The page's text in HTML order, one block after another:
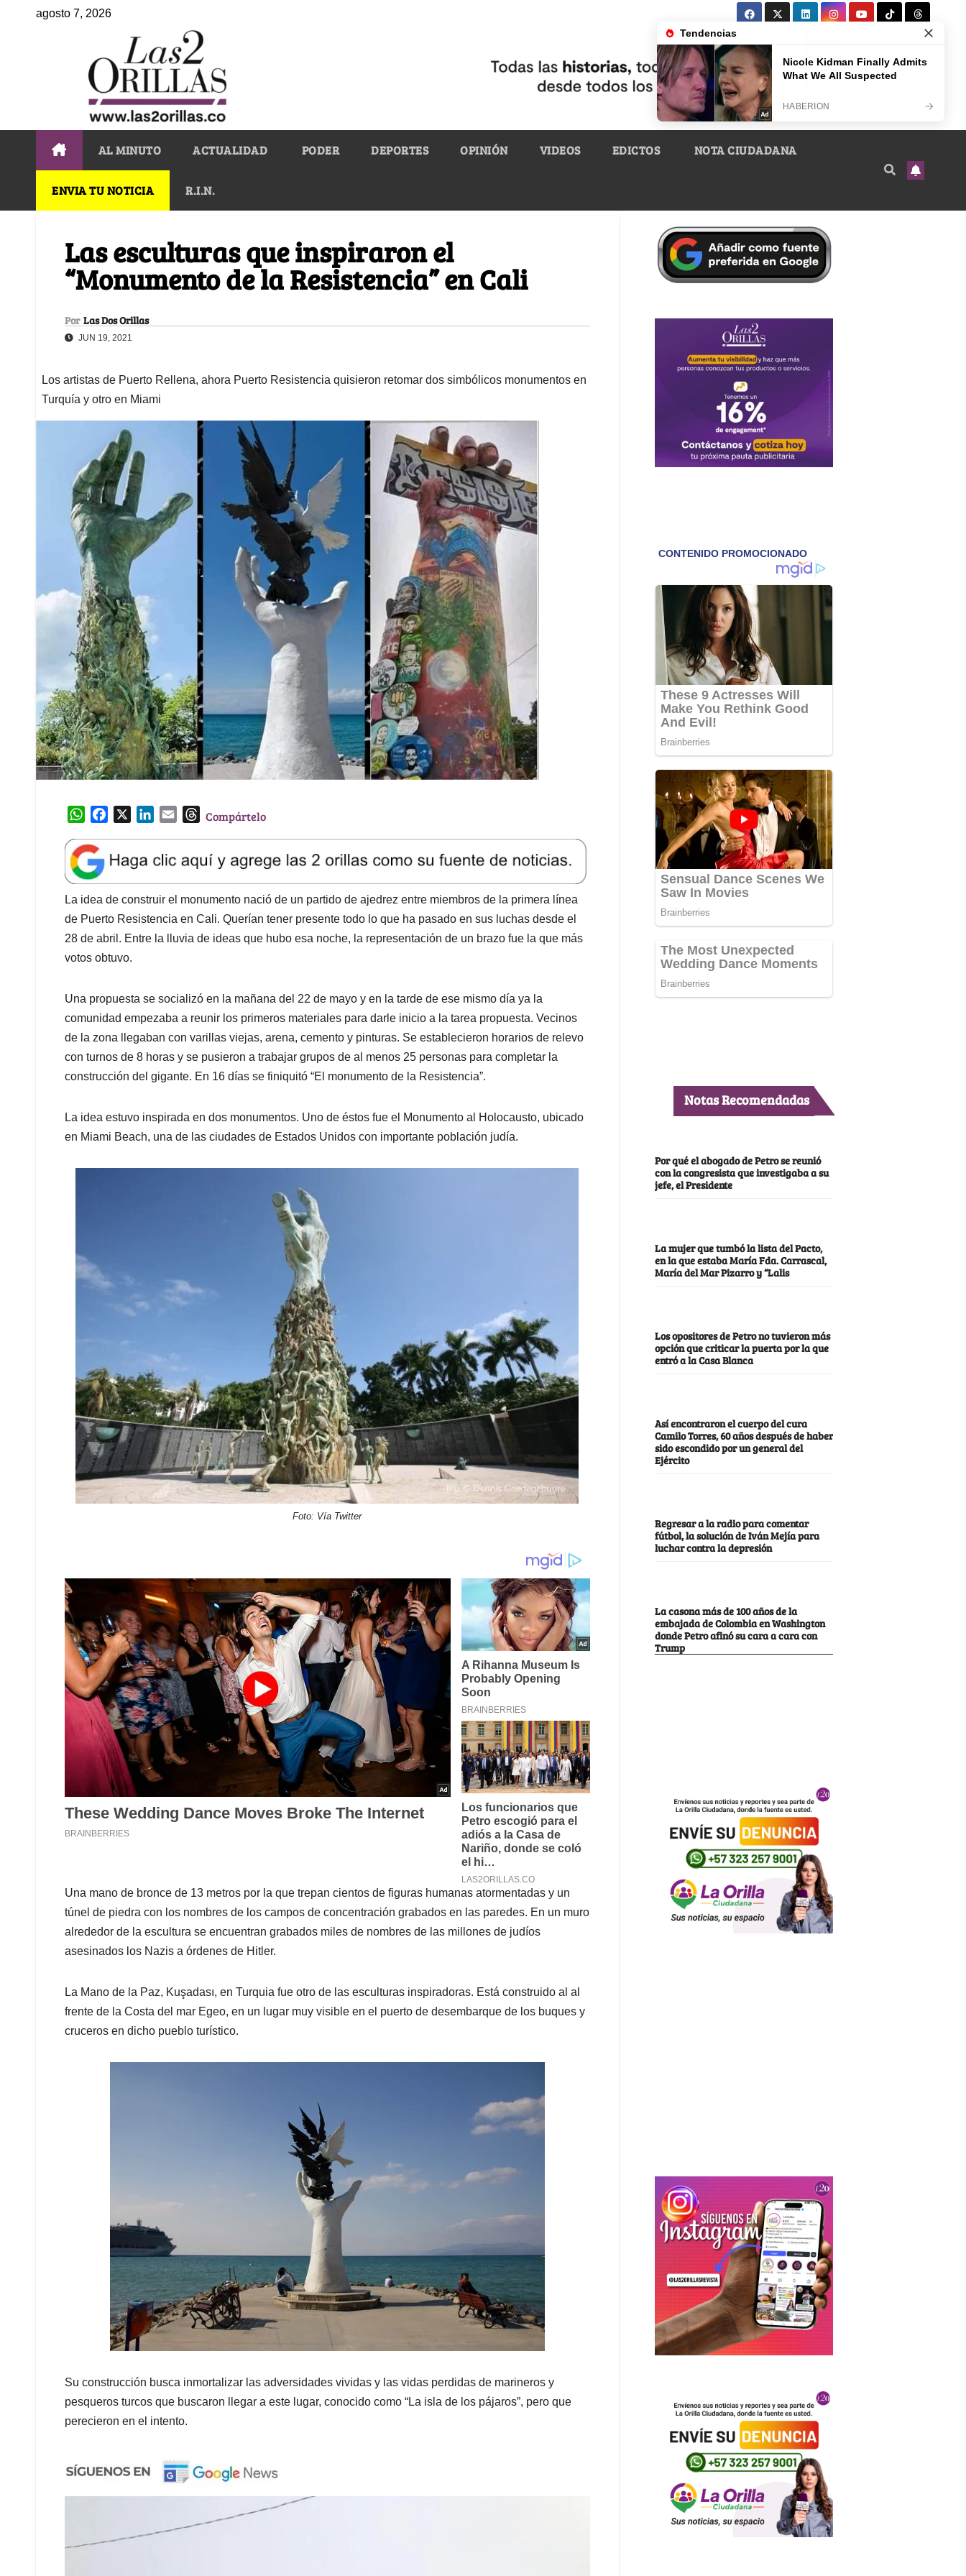
agosto 7, 2026
AL MINUTO ACTUALIDAD PODER DEPORTES OPINIÓN VIDEOS EDICTOS NOTA CIUDADANA
ENVIA TU NOTICIA R.I.N.
Las esculturas que inspiraron el
“Monumento de la Resistencia” en Cali
Por Las Dos Orillas
JUN 19, 2021
Los artistas de Puerto Rellena, ahora Puerto Resistencia quisieron retomar dos simbólicos monumentos en
Turquía y otro en Miami
W
a
t
s
A
p
p
e
b
o
o
k
k
e
d
I
n
l
T
e
a
d
s
Compártelo
La idea de construir el monumento nació de un partido de ajedrez entre miembros de la primera línea
de Puerto Resistencia en Cali. Querían tener presente todo lo que ha pasado en sus luchas desde el
28 de abril. Entre la lluvia de ideas que hubo esa noche, la representación de un brazo fue la que más
votos obtuvo.
Una propuesta se socializó en la mañana del 22 de mayo y en la tarde de ese mismo día ya la
comunidad empezaba a reunir los primeros materiales para darle inicio a la tarea propuesta. Vecinos
de la zona llegaban con varillas viejas, arena, cemento y pinturas. Se establecieron horarios de relevo
con turnos de 8 horas y se pusieron a trabajar grupos de al menos 25 personas para completar la
construcción del gigante. En 16 días se finiquitó “El monumento de la Resistencia”.
La idea estuvo inspirada en dos monumentos. Uno de éstos fue el Monumento al Holocausto, ubicado
en Miami Beach, una de las ciudades de Estados Unidos con importante población judía.
Foto: Vía Twitter
Una mano de bronce de 13 metros por la que trepan cientos de figuras humanas atormentadas y un
túnel de piedra con los nombres de los campos de concentración grabados en las paredes. En un muro
alrededor de la escultura se encuentran grabados miles de nombres de las millones de judíos
asesinados los Nazis a órdenes de Hitler.
La Mano de la Paz, Kuşadası, en Turquia fue otro de las esculturas inspiradoras. Está construido al al
frente de la Costa del mar Egeo, en un lugar muy visible en el puerto de desembarque de los buques y
cruceros en dicho pueblo turístico.
Su construcción busca inmortalizar las adversidades vividas y las vidas perdidas de marineros y
pesqueros turcos que buscaron llegar a este lugar, conocido como “La isla de los pájaros”, pero que
perecieron en el intento.
Notas Recomendadas
Por qué el abogado de Petro se reunió
con la congresista que investigaba a su
jefe, el Presidente
La mujer que tumbó la lista del Pacto,
en la que estaba María Fda. Carrascal,
María del Mar Pizarro y “Lalis
Los opositores de Petro no tuvieron más
opción que criticar la puerta por la que
entró a la Casa Blanca
Así encontraron el cuerpo del cura
Camilo Torres, 60 años después de haber
sido escondido por un general del
Ejército
Regresar a la radio para comentar
fútbol, la solución de Iván Mejía para
luchar contra la depresión
La casona más de 100 años de la
embajada de Colombia en Washington
donde Petro afinó su cara a cara con
Trump